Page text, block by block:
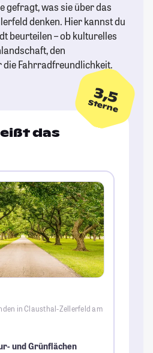
gefragt, was sie über das
denken. Hier kannst du
beurteilen – ob kulturelles
den
Fahrradfreundlichkeit.
3,5
Sterne
das
in Clausthal-Zellerfeld am
und Grünflächen